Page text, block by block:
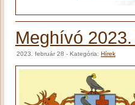
Meghívó
2023. február 28 - Kategória: Hírek